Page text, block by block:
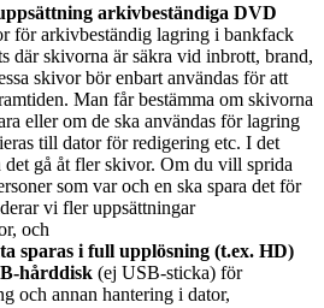
arkivbeständiga DVD
för arkivbeständig lagring i bankfack
där skivorna är säkra vid inbrott, brand,
skivor bör enbart användas för att
Man får bestämma om skivorna
eller om de ska användas för lagring
till dator för redigering etc. I det
det gå åt fler skivor. Om du vill sprida
som var och en ska spara det för
vi fler uppsättningar
och
sparas i full upplösning (t.ex. HD)
hårddisk (ej USB-sticka) för
och annan hantering i dator,